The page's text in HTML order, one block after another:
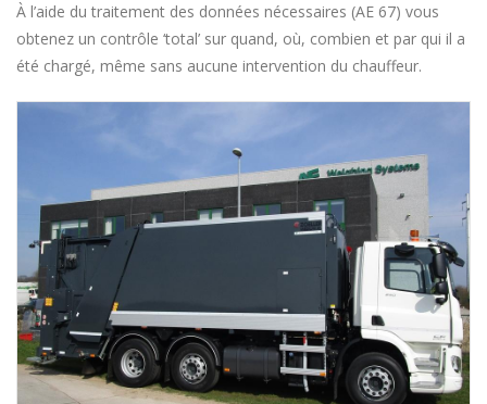
À l’aide du traitement des données nécessaires (AE 67) vous
obtenez un contrôle ‘total’ sur quand, où, combien et par qui il a
été chargé, même sans aucune intervention du chauffeur.